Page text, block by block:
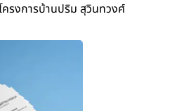
รงการบ้านปริม สุวินทวงศ์